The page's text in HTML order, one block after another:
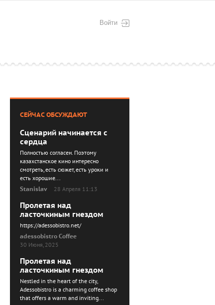
Войти
СЕЙЧАС ОБСУЖДАЮТ
Сценарий начинается с
сердца
Полностью согласен. Поэтому
казахстанское кино интересно
смотреть, есть сюжет, есть уроки и
есть хорошие...
Stanislav
28 Апреля 11:13
Пролетая над
ласточкиным гнездом
https://adessobistro.net/
adessobistro Coffee
30 Июня, 2025
Пролетая над
ласточкиным гнездом
Nestled in the heart of the city,
Adessobistro is a charming coffee shop
that offers a warm and inviting...